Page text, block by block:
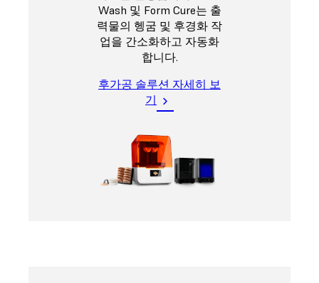
Wash 및 Form Cure는 출
력물의 헹굼 및 후경화 작
업을 간소화하고 자동화
합니다.
후가공 솔루션 자세히 보
기